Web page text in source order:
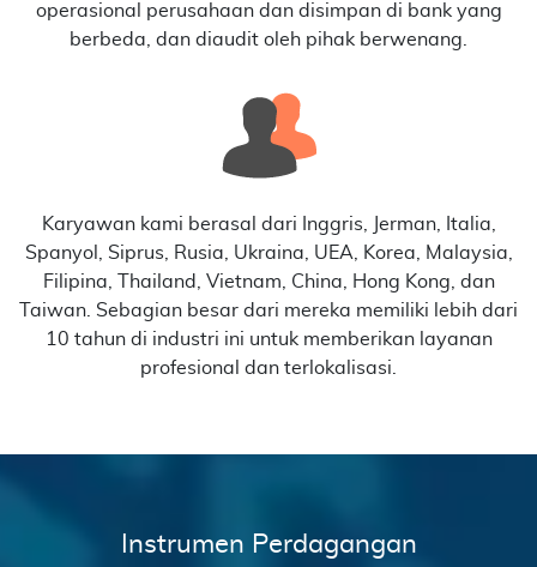
operasional perusahaan dan disimpan di bank yang
berbeda, dan diaudit oleh pihak berwenang.
Karyawan kami berasal dari Inggris, Jerman, Italia,
Spanyol, Siprus, Rusia, Ukraina, UEA, Korea, Malaysia,
Filipina, Thailand, Vietnam, China, Hong Kong, dan
Taiwan. Sebagian besar dari mereka memiliki lebih dari
10 tahun di industri ini untuk memberikan layanan
profesional dan terlokalisasi.
Instrumen Perdagangan